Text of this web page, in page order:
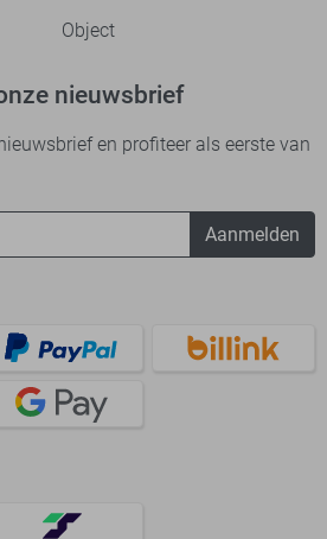
Object
nieuwsbrief
en profiteer als eerste van
Aanmelden